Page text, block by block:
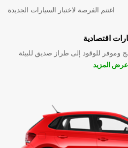
اغتنم الفرصة لاختبار السيارات الجديدة
اقتصادية
وموفر للوقود إلى طراز صديق للبيئة
عرض المزيد